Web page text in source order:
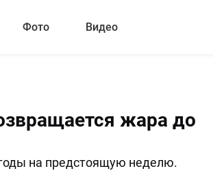
Фото Видео
жара до
на предстоящую неделю.